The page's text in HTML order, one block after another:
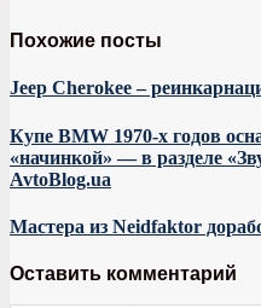
Похожие посты
Jeep Cherokee –
Купе BMW 1970-х годов
«начинкой» — в разделе
AvtoBlog.ua
Мастера из Neidfaktor
Оставить комментарий